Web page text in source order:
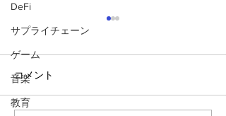
DeFi
サプライチェーン
ゲーム
音楽
教育
コメント